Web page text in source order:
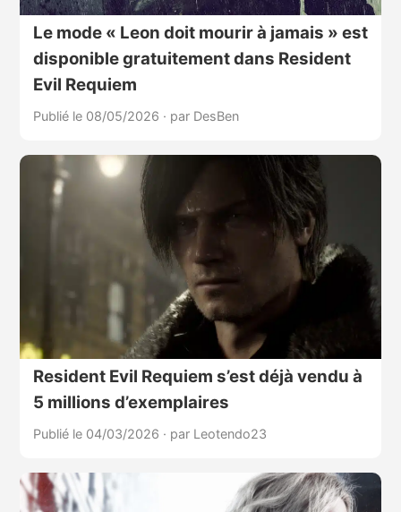
Le mode « Leon doit mourir à jamais » est
disponible gratuitement dans Resident
Evil Requiem
Publié le 08/05/2026 · par DesBen
Resident Evil Requiem s’est déjà vendu à
5 millions d’exemplaires
Publié le 04/03/2026 · par Leotendo23